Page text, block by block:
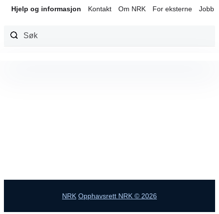
Hjelp og informasjon Kontakt Om NRK For eksterne Jobb
NRK Opphavsrett NRK © 2026